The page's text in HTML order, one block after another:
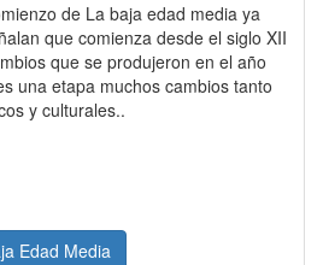
de La baja edad media ya
que comienza desde el siglo XII
que se produjeron en el año
una etapa muchos cambios tanto
y culturales..
Edad Media